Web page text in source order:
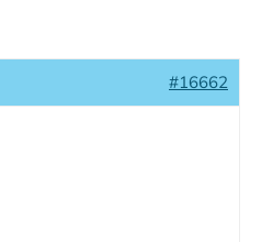
#16662